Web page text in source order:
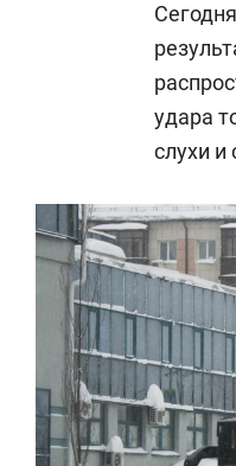
удара
слухи и
Рекомендуем
Как ГК «МИР
создают оазис